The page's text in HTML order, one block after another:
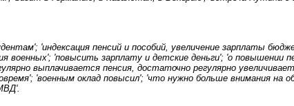
'индексация пенсий и пособий, увеличение зарплаты
'повысить зарплату и детские деньги'; 'о повышении
выплачивается пенсия, достаточно регулярно
'военным оклад повысил'; 'что нужно больше внимания на